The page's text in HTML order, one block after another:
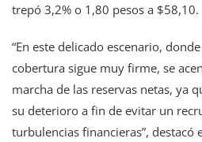
trepó 3,2% o 1,80 pesos a $58,10.
“En este delicado escenario,
cobertura sigue muy firme, se
marcha de las reservas netas, ya
su deterioro a fin de evitar un
turbulencias financieras”, destacó